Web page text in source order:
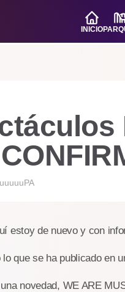
INICIO
estoy de nuevo y con
que se ha publicado en
novedad, WE ARE